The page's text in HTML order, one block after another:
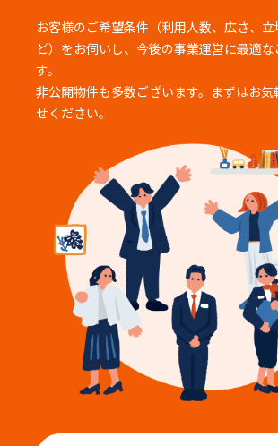
お客様のご希望条件（利用人数、広さ、
ど）をお伺いし、 今後の事業運営に最適
す。
非公開物件も多数ございます。まずはお気
せください。